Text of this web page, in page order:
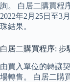
詢。 白居二購買程
2022年2月25日至3
珠結果。
白居二購買程序: 步
由買入單位的轉讓
場轉售。 白居二購